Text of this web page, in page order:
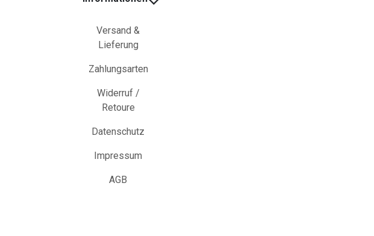
Versand &
Lieferung
Zahlungsarten
Widerruf /
Retoure
Datenschutz
Impressum
AGB